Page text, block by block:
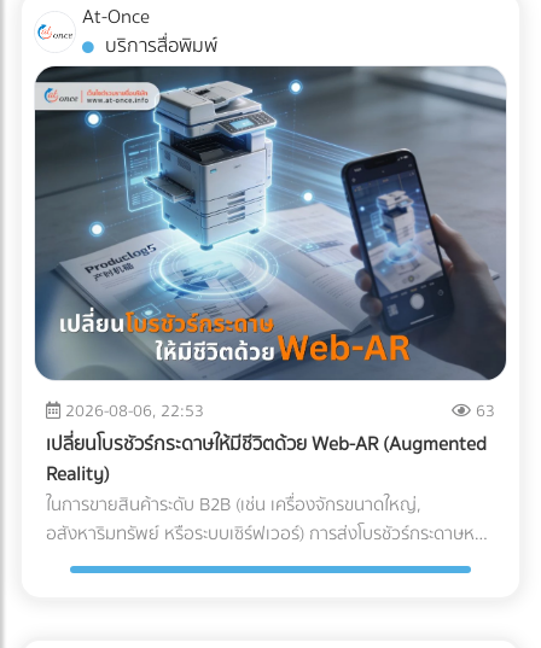
ต้องหยุดทำงานไปด้วย เพื่อความปลอดภัยของช่างไฟที่กำลัง
ซ่อมแซมสายไฟอยู่ด้านนอก ทำให้โรงงานต้องพึ่งพาเครื่องปั่นไฟ
(Generator) ที่ใช้น้ำมันดีเซลซึ่งมีต้นทุนสูงและปล่อยมลพิษอีก
ด้วย แต่ในปี 2026 เทคโนโลยี Industrial ESS (Energy Storage
System) หรือแบตเตอรี่อุตสาหกรรม ได้เข้ามาปฏิวัติวงการ การ
ผสานระบบ Solar Hybrid เข้ากับ ESS กลายเป็นจิ๊กซอว์ชิ้น
สำคัญที่เจ้าของโรงงานกำลังจับตามอง คำถามคือ... การลงทุน
ระบบนี้ "คุ้มทุน" จริงหรือไม่? บทความนี้จะพาคุณไปเจาะลึกทุกมิติ
ครับ "ต้นทุนแฝง" เมื่อเครื่องจักรสะดุด ที่บิลค่าไฟไม่ได้บอกคุณ
ก่อนจะตอบว่าแบตเตอรี่คุ้มไหม เราต้องประเมิน "ความสูญเสีย"
ที่แท้จริงเวลาโรงงานไฟดับกันก่อนครับ ซึ่งมักจะประกอบไปด้วย 3
ประเด็นที่รบกวนใจผู้บริหารหลายคน: วัตถุดิบที่ต้องเททิ้ง
(Wasted Raw Materials): สำหรับโรงงานพลาสติก อาหาร
หรือเคมีภัณฑ์ หากความร้อนตกหรือสายพานหยุดกะทันหัน
วัตถุดิบที่ค้างอยู่ในเครื่องจักรจะเสียหายและกลายเป็นของเสีย
(Defect/Scrap) ทันที เวลาในการรีเซ็ตระบบ (Downtime &
Restart Time): ไฟดับ 15 นาที ไม่ได้แปลว่ากลับมาผลิตต่อได้ใน
นาทีที่ 16 เครื่องจักรขนาดใหญ่ CNC หรือเตาอบ ต้องใช้เวลา
วอร์มอัปและตั้งค่าพารามิเตอร์ใหม่ ซึ่งอาจกินเวลาเป็นชั่วโมง ค่า
ปรับและความเชื่อมั่น (Penalties & Reputation): การสะดุดของ
At-Once
บริการสื่อพิมพ์
2026-08-06, 22:53 63
เปลี่ยนโบรชัวร์กระดาษให้มีชีวิตด้วย Web-AR (Augmented
Reality)
ในการขายสินค้าระดับ B2B (เช่น เครื่องจักรขนาดใหญ่,
อสังหาริมทรัพย์ หรือระบบเซิร์ฟเวอร์) การส่งโบรชัวร์กระดาษหนา
เตอะให้ผู้บริหารอ่าน มักจะจบลงที่ถังขยะ ในยุคที่คู่แข่งต่างนำ